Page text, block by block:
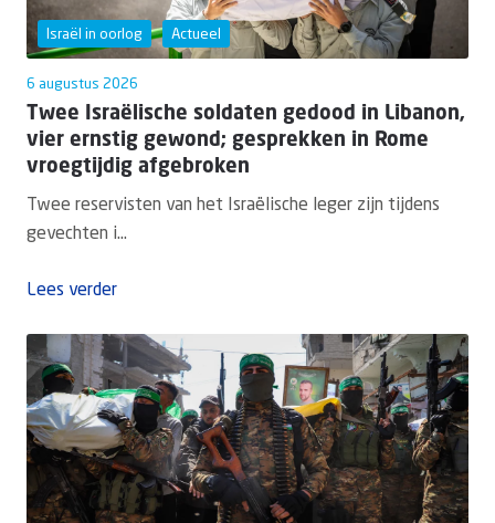
Israël in oorlog Actueel
6 augustus 2026
Twee Israëlische soldaten gedood in Libanon,
vier ernstig gewond; gesprekken in Rome
vroegtijdig afgebroken
Twee reservisten van het Israëlische leger zijn tijdens
gevechten i...
Lees verder